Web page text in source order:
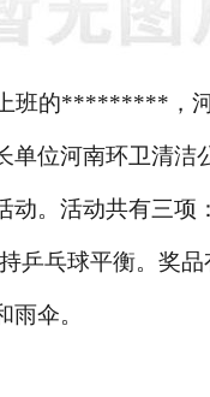
班的*********，河
单位河南环卫清洁
动。活动共有三项：
乒乓球平衡。奖品
雨伞。